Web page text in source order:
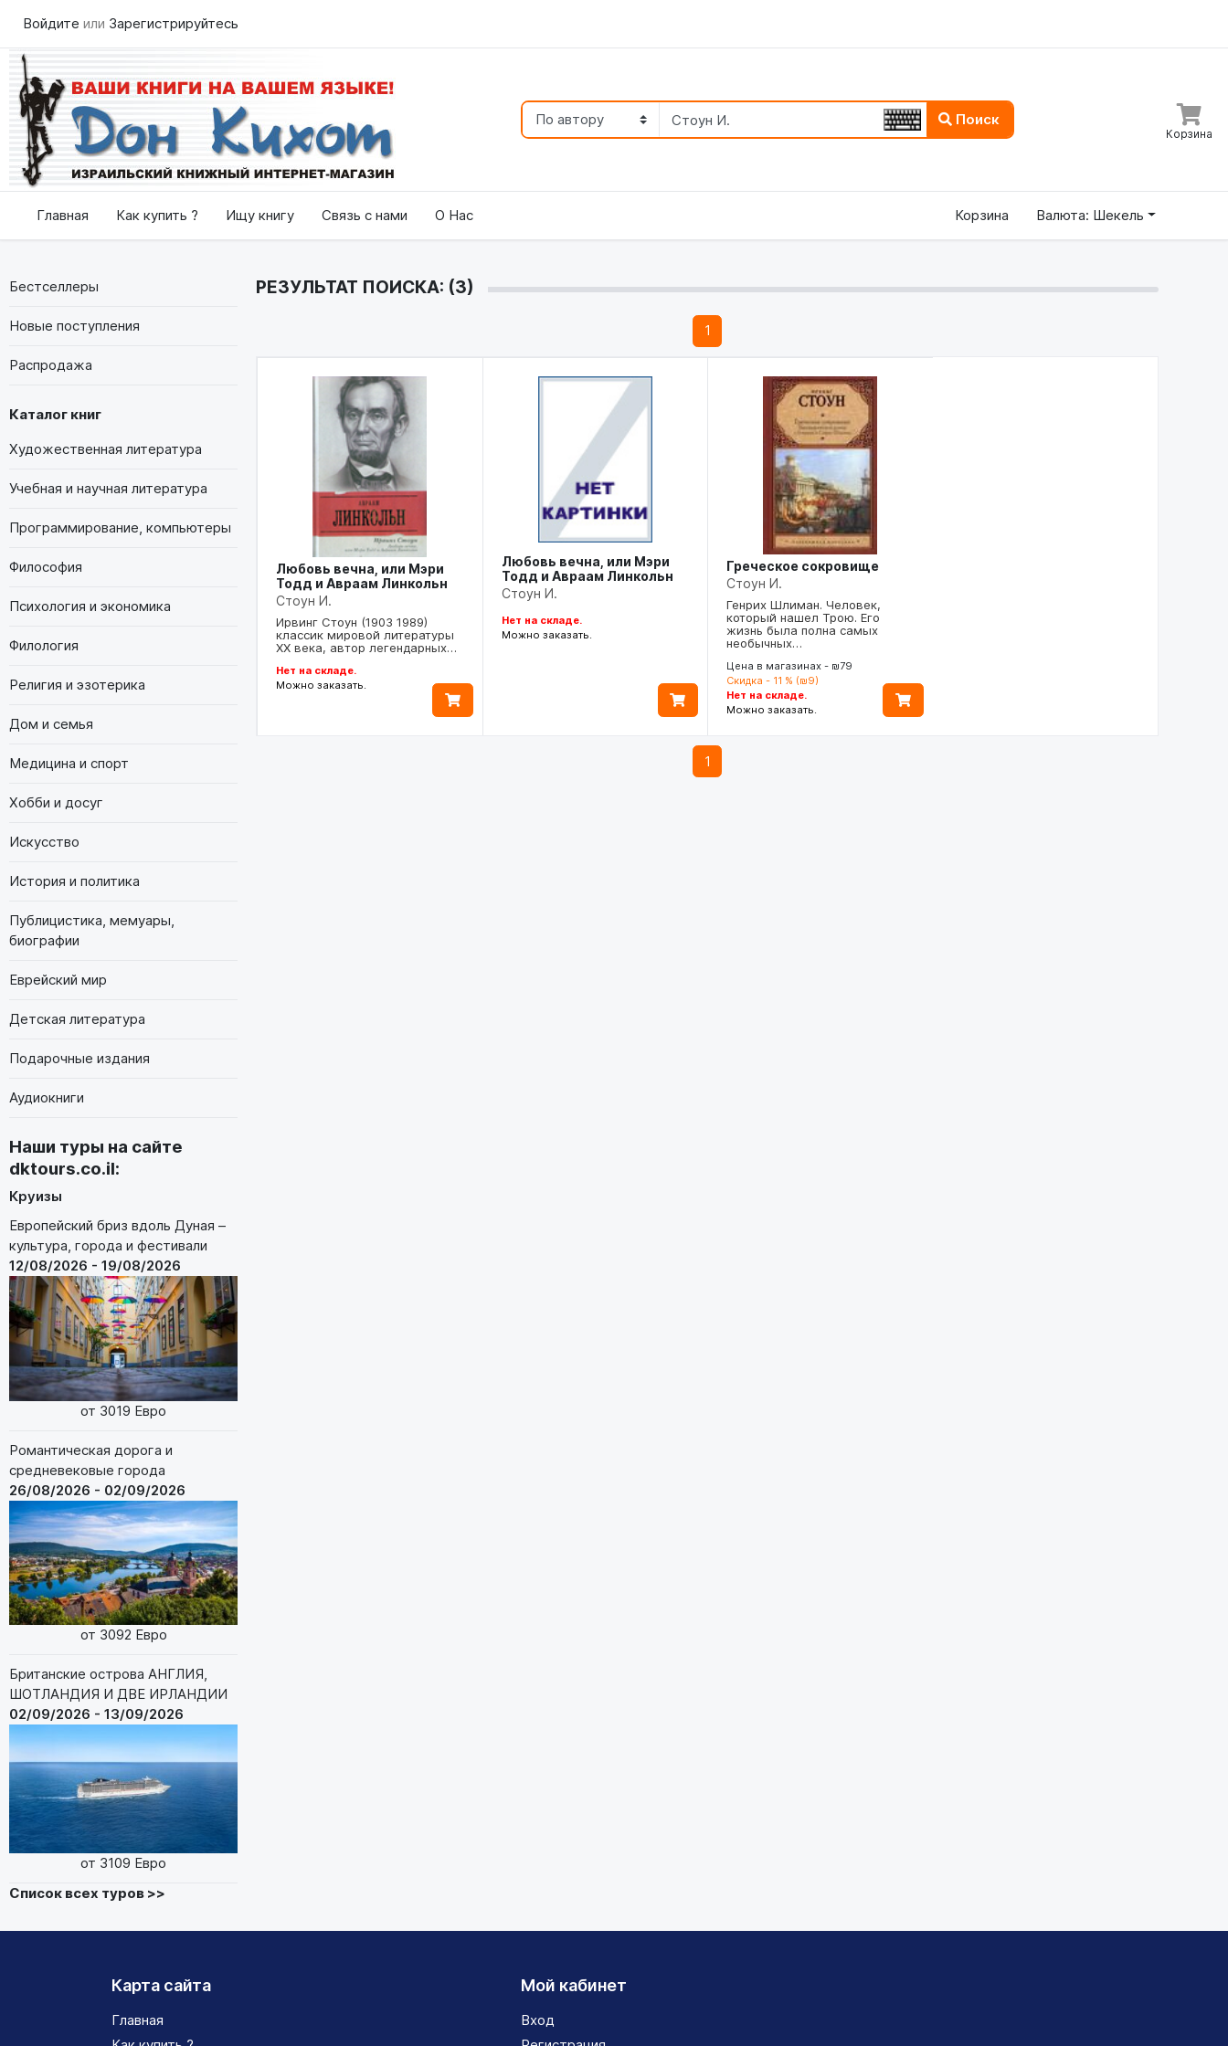
Войдите или Зарегистрируйтесь
Поиск
Корзина
Главная Как купить ? Ищу книгу Связь с нами О Нас Корзина Валюта: Шекель
Бестселлеры
Новые поступления
Распродажа
Каталог книг
Художественная литература
Учебная и научная литература
Программирование, компьютеры
Философия
Психология и экономика
Филология
Религия и эзотерика
Дом и семья
Медицина и спорт
Хобби и досуг
Искусство
История и политика
Публицистика, мемуары,
биографии
Еврейский мир
Детская литература
Подарочные издания
Аудиокниги
Наши туры на сайте
dktours.co.il:
Круизы
Европейский бриз вдоль Дуная –
культура, города и фестивали
12/08/2026 - 19/08/2026
от 3019 Евро
Романтическая дорога и
средневековые города
26/08/2026 - 02/09/2026
от 3092 Евро
Британские острова АНГЛИЯ,
ШОТЛАНДИЯ И ДВЕ ИРЛАНДИИ
02/09/2026 - 13/09/2026
от 3109 Евро
Список всех туров >>
РЕЗУЛЬТАТ ПОИСКА: (3)
1
Любовь вечна, или Мэри
Тодд и Авраам Линкольн
Стоун И.
Ирвинг Стоун (1903 1989)
классик мировой литературы
XX века, автор легендарных…
Нет на складе.
Можно заказать.
Любовь вечна, или Мэри
Тодд и Авраам Линкольн
Стоун И.
Нет на складе.
Можно заказать.
Греческое сокровище
Стоун И.
Генрих Шлиман. Человек,
который нашел Трою. Его
жизнь была полна самых
необычных…
Цена в магазинах - ₪79
Скидка - 11 % (₪9)
Нет на складе.
Можно заказать.
1
Карта сайта
Главная
Мой кабинет
Вход